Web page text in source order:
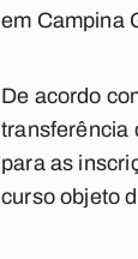
em Campina
De acordo
transferência
para as
curso objeto